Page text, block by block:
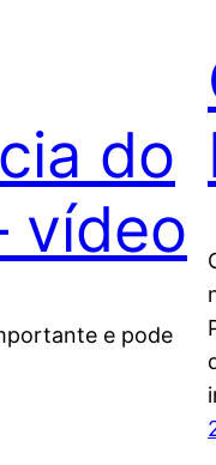
do
vídeo
e pode